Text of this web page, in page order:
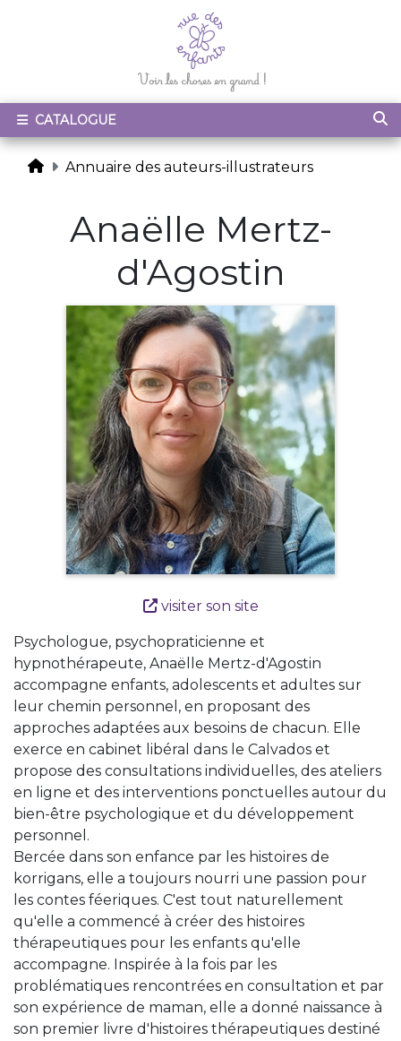
CATALOGUE
Annuaire des auteurs-illustrateurs
Anaëlle Mertz-
d'Agostin
visiter son site
Psychologue, psychopraticienne et
hypnothérapeute, Anaëlle Mertz-d'Agostin
accompagne enfants, adolescents et adultes sur
leur chemin personnel, en proposant des
approches adaptées aux besoins de chacun. Elle
exerce en cabinet libéral dans le Calvados et
propose des consultations individuelles, des ateliers
en ligne et des interventions ponctuelles autour du
bien-être psychologique et du développement
personnel.
Bercée dans son enfance par les histoires de
korrigans, elle a toujours nourri une passion pour
les contes féeriques. C'est tout naturellement
qu'elle a commencé à créer des histoires
thérapeutiques pour les enfants qu'elle
accompagne. Inspirée à la fois par les
problématiques rencontrées en consultation et par
son expérience de maman, elle a donné naissance à
son premier livre d'histoires thérapeutiques destiné